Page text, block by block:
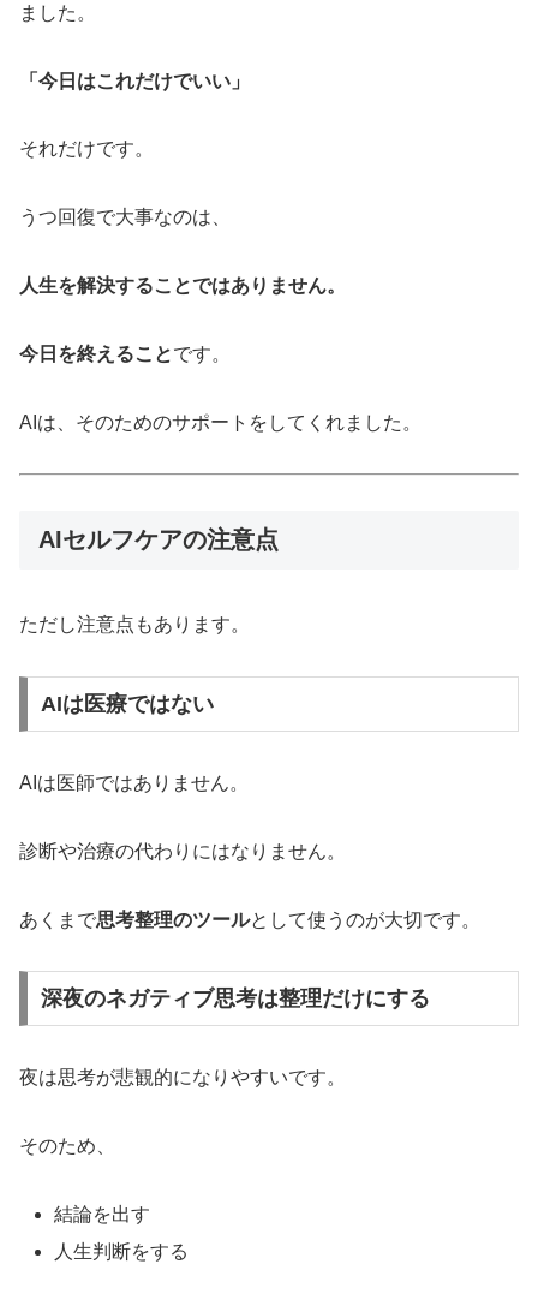
ました。
「今日はこれだけでいい」
それだけです。
うつ回復で大事なのは、
人生を解決することではありません。
今日を終えることです。
AIは、そのためのサポートをしてくれました。
AIセルフケアの注意点
ただし注意点もあります。
AIは医療ではない
AIは医師ではありません。
診断や治療の代わりにはなりません。
あくまで思考整理のツールとして使うのが大切です。
深夜のネガティブ思考は整理だけにする
夜は思考が悲観的になりやすいです。
そのため、
結論を出す
人生判断をする